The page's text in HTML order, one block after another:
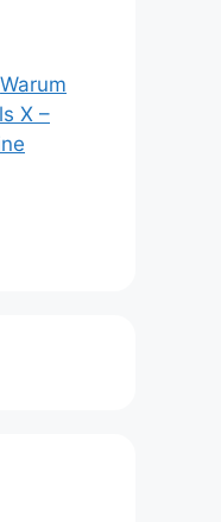
Warum
X –